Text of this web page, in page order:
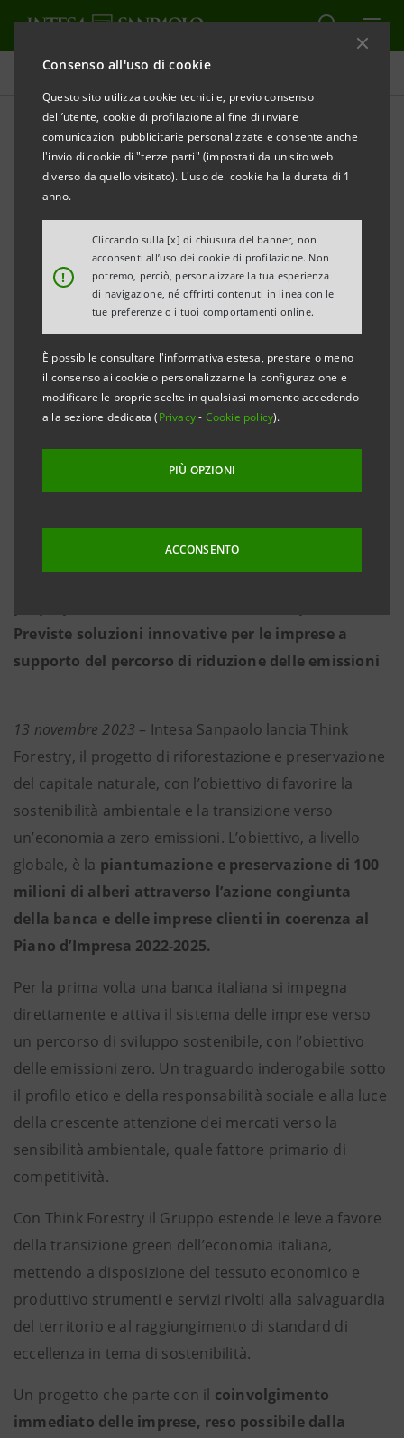
Consenso all'uso di cookie
Questo sito utilizza cookie tecnici e, previo consenso
dell’utente, cookie di profilazione al fine di inviare
comunicazioni pubblicitarie personalizzate e consente anche
l'invio di cookie di "terze parti" (impostati da un sito web
diverso da quello visitato). L'uso dei cookie ha la durata di 1
anno.
!
Cliccando sulla [x] di chiusura del banner, non
acconsenti all’uso dei cookie di profilazione. Non
potremo, perciò, personalizzare la tua esperienza
di navigazione, né offrirti contenuti in linea con le
tue preferenze o i tuoi comportamenti online.
È possibile consultare l'informativa estesa, prestare o meno
il consenso ai cookie o personalizzarne la configurazione e
modificare le proprie scelte in qualsiasi momento accedendo
alla sezione dedicata (Privacy- Cookie policy).
PIÙ OPZIONI
ACCONSENTO
Comunicati stampa
STAMPA AGGIORNA
INTESA SANPAOLO LANCIA “THINK FORESTRY” IL
PROGETTO PER LA RIFORESTAZIONE E
PRESERVAZIONE DEL CAPITALE NATURALE
AL VIA LA PRIMA FASE: ALLEANZA BANCA E IMPRESE
PER UN’ECONOMIA A ZERO EMISSIONI
OBIETTIVO: 100 MILIONI DI ALBERI A LIVELLO
GLOBALE
• Primo intervento in Italia, con piantumazione in
sinergia con imprese e famiglie tramite la
partnership di Rete Clima. Partenza da Torino e
• Le aziende contribuiranno alla qualità
Previste soluzioni innovative per le imprese a
supporto del percorso di riduzione delle emissioni
13 novembre 2023 – Intesa Sanpaolo lancia Think
Forestry, il progetto di riforestazione e preservazione
del capitale naturale, con l’obiettivo di favorire la
sostenibilità ambientale e la transizione verso
un’economia a zero emissioni. L’obiettivo, a livello
globale, è la piantumazione e preservazione di 100
milioni di alberi attraverso l’azione congiunta
della banca e delle imprese clienti in coerenza al
Piano d’Impresa 2022-2025.
Per la prima volta una banca italiana si impegna
direttamente e attiva il sistema delle imprese verso
un percorso di sviluppo sostenibile, con l’obiettivo
delle emissioni zero. Un traguardo inderogabile sotto
il profilo etico e della responsabilità sociale e alla luce
della crescente attenzione dei mercati verso la
sensibilità ambientale, quale fattore primario di
competitività.
Con Think Forestry il Gruppo estende le leve a favore
della transizione green dell’economia italiana,
mettendo a disposizione del tessuto economico e
produttivo strumenti e servizi rivolti alla salvaguardia
del territorio e al raggiungimento di standard di
eccellenza in tema di sostenibilità.
Un progetto che parte con il coinvolgimento
immediato delle imprese, reso possibile dalla